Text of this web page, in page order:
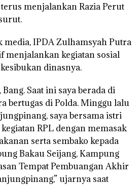
menjalankan Razia Perut
media, IPDA Zulhamsyah Putra
menjalankan kegiatan sosial
dinasnya.
Saat ini saya berada di
bertugas di Polda. Minggu lalu
saya bersama istri
RPL dengan memasak
serta sembako kepada
Bakau Seijang, Kampung
Tempat Pembuangan Akhir
ujarnya saat